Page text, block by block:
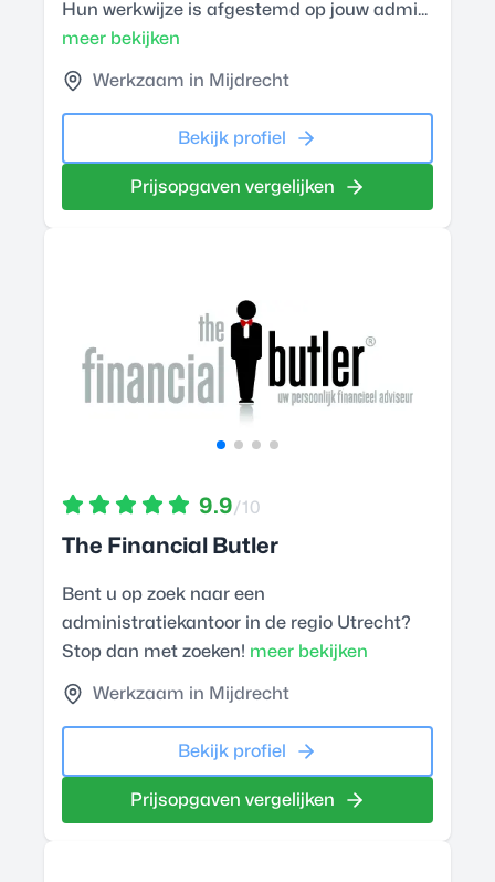
Hun werkwijze is afgestemd op jouw admi...
meer bekijken
Werkzaam in Mijdrecht
Bekijk profiel
Prijsopgaven vergelijken
9.9/10
The Financial Butler
Bent u op zoek naar een
administratiekantoor in de regio Utrecht?
Stop dan met zoeken! meer bekijken
Werkzaam in Mijdrecht
Bekijk profiel
Prijsopgaven vergelijken